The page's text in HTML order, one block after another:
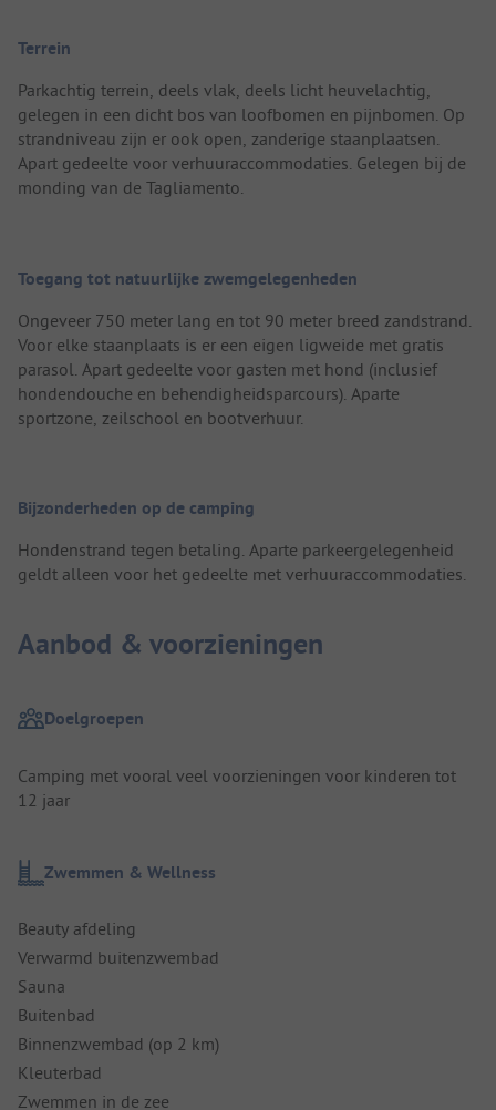
Terrein
Parkachtig terrein, deels vlak, deels licht heuvelachtig,
gelegen in een dicht bos van loofbomen en pijnbomen. Op
strandniveau zijn er ook open, zanderige staanplaatsen.
Apart gedeelte voor verhuuraccommodaties. Gelegen bij de
monding van de Tagliamento.
Toegang tot natuurlijke zwemgelegenheden
Ongeveer 750 meter lang en tot 90 meter breed zandstrand.
Voor elke staanplaats is er een eigen ligweide met gratis
parasol. Apart gedeelte voor gasten met hond (inclusief
hondendouche en behendigheidsparcours). Aparte
sportzone, zeilschool en bootverhuur.
Bijzonderheden op de camping
Hondenstrand tegen betaling. Aparte parkeergelegenheid
geldt alleen voor het gedeelte met verhuuraccommodaties.
Aanbod & voorzieningen
Doelgroepen
Camping met vooral veel voorzieningen voor kinderen tot
12 jaar
Zwemmen & Wellness
Beauty afdeling
Verwarmd buitenzwembad
Sauna
Buitenbad
Binnenzwembad (op 2 km)
Kleuterbad
Zwemmen in de zee